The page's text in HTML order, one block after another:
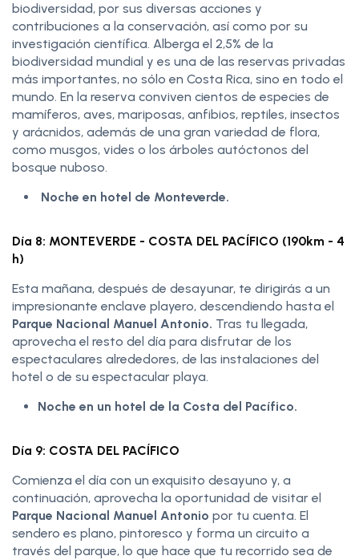
biodiversidad, por sus diversas acciones y
contribuciones a la conservación, así como por su
investigación científica. Alberga el 2,5% de la
biodiversidad mundial y es una de las reservas privadas
más importantes, no sólo en Costa Rica, sino en todo el
mundo. En la reserva conviven cientos de especies de
mamíferos, aves, mariposas, anfibios, reptiles, insectos
y arácnidos, además de una gran variedad de flora,
como musgos, vides o los árboles autóctonos del
bosque nuboso.
Noche en hotel de Monteverde.
Día 8: MONTEVERDE - COSTA DEL PACÍFICO (190km - 4
h)
Esta mañana, después de desayunar, te dirigirás a un
impresionante enclave playero, descendiendo hasta el
Parque Nacional Manuel Antonio. Tras tu llegada,
aprovecha el resto del día para disfrutar de los
espectaculares alrededores, de las instalaciones del
hotel o de su espectacular playa.
Noche en un hotel de la Costa del Pacífico.
Día 9: COSTA DEL PACÍFICO
Comienza el día con un exquisito desayuno y, a
continuación, aprovecha la oportunidad de visitar el
Parque Nacional Manuel Antonio por tu cuenta. El
sendero es plano, pintoresco y forma un circuito a
través del parque, lo que hace que tu recorrido sea de